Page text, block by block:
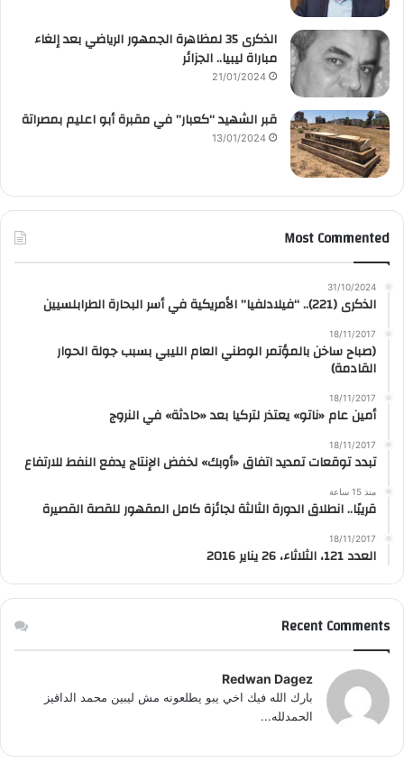
الذكرى 35 لمظاهرة الجمهور الرياضي بعد إلغاء
مباراة ليبيا.. الجزائر
21/01/2024
قبر الشهيد “كعبار” في مقبرة أبو اعليم بمصراتة
13/01/2024
Most Commented
31/10/2024
الذكرى (221).. “فيلادلفيا” الأمريكية في أسر البحارة الطرابلسيين
18/11/2017
(صباح ساخن بالمؤتمر الوطني العام الليبي بسبب جولة الحوار
القادمة)
18/11/2017
أمين عام «ناتو» يعتذر لتركيا بعد «حادثة» في النروج
18/11/2017
تبدد توقعات تمديد اتفاق «أوبك» لخفض الإنتاج يدفع النفط للارتفاع
منذ 15 ساعة
قريبًا.. انطلاق الدورة الثالثة لجائزة كامل المقهور للقصة القصيرة
18/11/2017
العدد 121، الثلاثاء، 26 يناير 2016
Recent Comments
Redwan Dagez
بارك الله فيك اخي يبو يطلعونه مش ليبين محمد الداقيز
الحمدلله...